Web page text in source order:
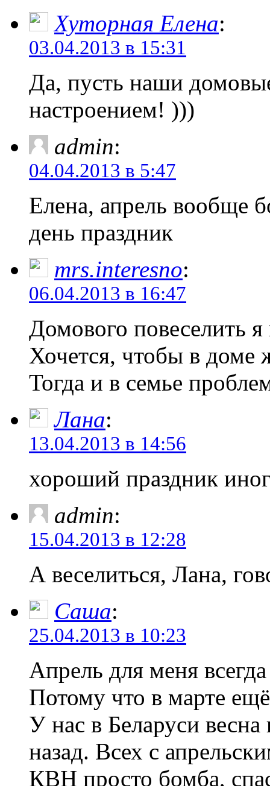
Хуторная Елена:
03.04.2013 в 15:31
Да, пусть наши
настроением! )))
admin:
04.04.2013 в 5:47
Елена, апрель вообще
день праздник
mrs.interesno:
06.04.2013 в 16:47
Домового повеселить я
Хочется, чтобы в
Тогда и в семье
Лана:
13.04.2013 в 14:56
хороший праздник
admin:
15.04.2013 в 12:28
А веселиться, Лана,
Саша:
25.04.2013 в 10:23
Апрель для меня
Потому что в марте
У нас в Беларуси
назад. Всех с
КВН просто бомба,